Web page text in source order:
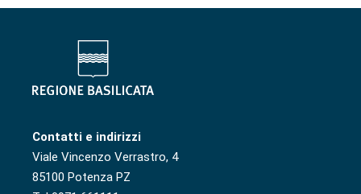
Contatti e indirizzi
Viale Vincenzo Verrastro, 4
85100 Potenza PZ